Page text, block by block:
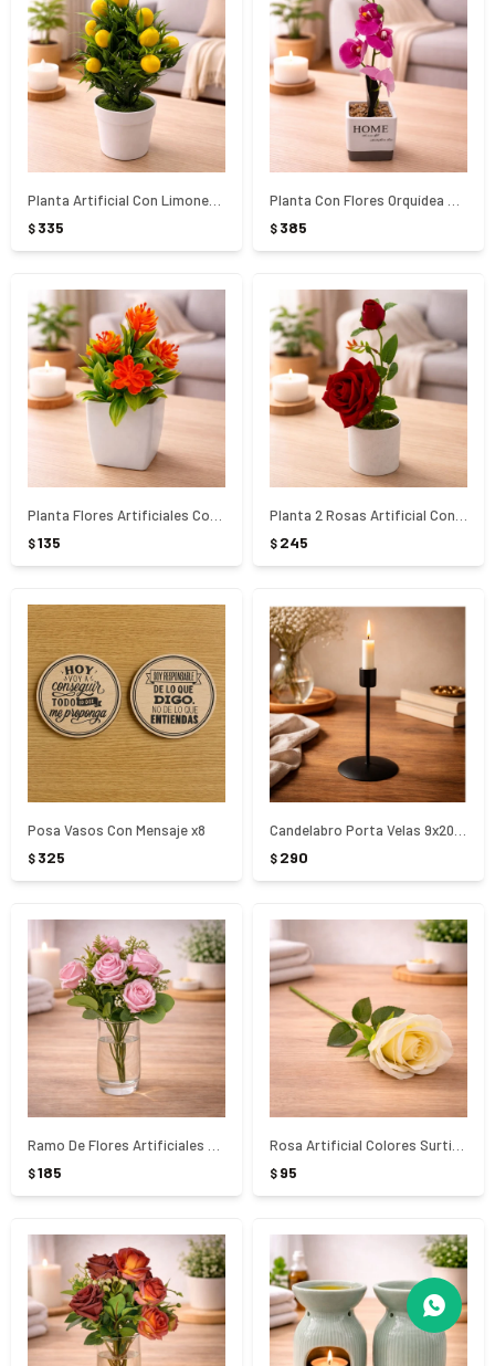
$ 335 $ 385
$135 $ 245
Posa Vasos Con Mensaje x8
$ 325 $ 290
$185 $ 95